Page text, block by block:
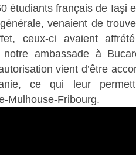
étudiants français de Iaşi
venaient de
ceux-ci avaient
notre ambassade à
vient d’être
ce qui leur
Mulhouse-Fribourg.